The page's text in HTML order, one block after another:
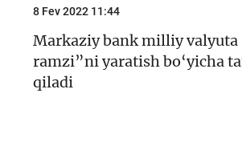
8 Fev 2022 11:44
Markaziy bank milliy valyuta
ramzi”ni yaratish bo‘yicha
qiladi